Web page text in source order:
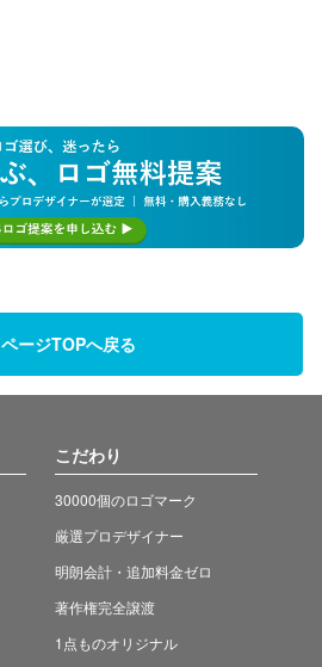
ページTOPへ戻る
こだわり
30000個のロゴマーク
厳選プロデザイナー
明朗会計・追加料金ゼロ
著作権完全譲渡
1点ものオリジナル